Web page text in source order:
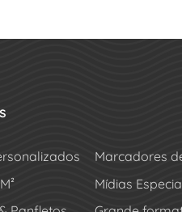
Marcadores
Mídias